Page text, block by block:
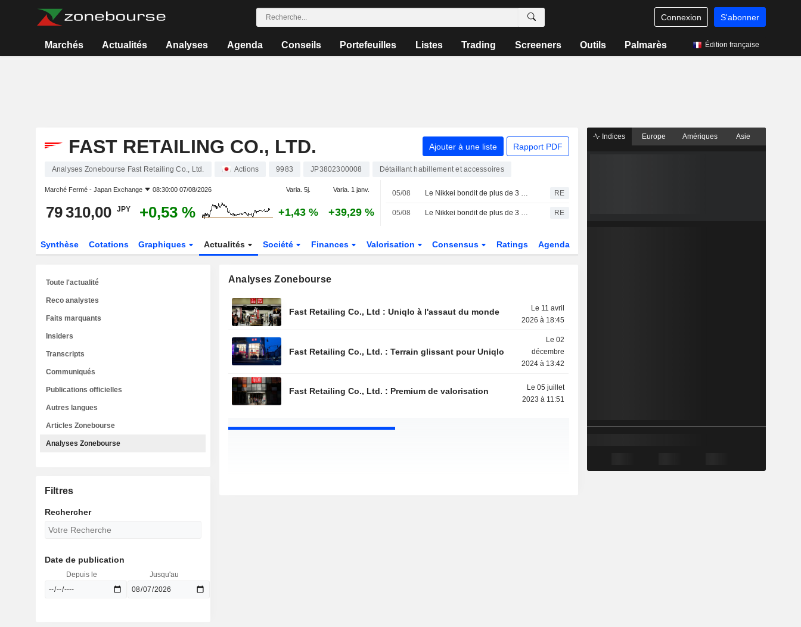
Connexion S'abonner
Marchés Actualités Analyses Agenda Conseils Portefeuilles Listes Trading Screeners Outils Palmarès Édition française
FAST RETAILING CO., LTD. Ajouter à une liste Rapport PDF
Analyses Zonebourse Fast Retailing Co., Ltd. Actions 9983 JP3802300008 Détaillant habillement et accessoires
Marché Fermé - Japan Exchange 08:30:00 07/08/2026 Varia. 5j. Varia. 1 janv.
79 310,00 JPY +0,53 % +1,43 % +39,29 %
05/08 Le Nikkei bondit de plus de 3 % pour clôturer à un sommet de deux semaines, porté par le rallye de l'IA et des perspectives d'entreprises solides RE
05/08 Le Nikkei bondit de plus de 3 % au Japon, porté par le rallye de l'IA et des perspectives d'entreprises solides RE
Synthèse Cotations Graphiques Actualités Société Finances Valorisation Consensus Ratings Agenda
Analyses Zonebourse
Fast Retailing Co., Ltd : Uniqlo à l'assaut du monde
Le 11 avril
2026 à 18:45
Fast Retailing Co., Ltd. : Terrain glissant pour Uniqlo
Le 02
décembre
2024 à 13:42
Fast Retailing Co., Ltd. : Premium de valorisation
Le 05 juillet
2023 à 11:51
Toute l'actualité
Reco analystes
Faits marquants
Insiders
Transcripts
Communiqués
Publications officielles
Autres langues
Articles Zonebourse
Analyses Zonebourse
Filtres
Rechercher
Date de publication
Depuis le Jusqu'au
Indices Europe Amériques Asie